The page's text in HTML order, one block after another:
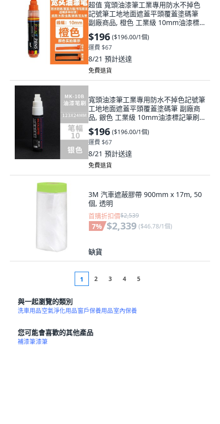
超值 寬頭油漆筆工業專用防水不掉色
記號筆工地地面遮蓋平頭覆蓋塗碼筆
副廠商品, 橙色 工業級 10mm油漆標
記筆刷, 1個
$196 ($196.00/1個)
運費 $67
8/21 預計送達
免費退貨
寬頭油漆筆工業專用防水不掉色記號筆
工地地面遮蓋平頭覆蓋塗碼筆 副廠商
品, 銀色 工業級 10mm油漆標記筆刷,
1個
$196 ($196.00/1個)
運費 $67
8/21 預計送達
免費退貨
3M 汽車遮蔽膠帶 900mm x 17m, 50
個, 透明
首購折扣價$2,539
7% $2,339 ($46.78/1個)
缺貨
1 2 3 4 5
與一起瀏覽的類別
洗車用品空氣淨化用品窗戶保養用品室內保養
您可能會喜歡的其他產品
補漆筆漆筆